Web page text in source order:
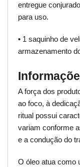
entregue
para uso.
• 1 saquinho de
armazenamento
A força dos
ao foco, à
ritual possui
variam conforme
e a condução do
O óleo atua como